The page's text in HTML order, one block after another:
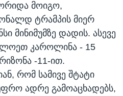
მოიგო,
ტრამპის მიერ
მინიმუმზე დადის. ასევე
კაროლინა - 15
-11-ით.
რომ სამივე შტატი
ადრე გამოაცხადებს,